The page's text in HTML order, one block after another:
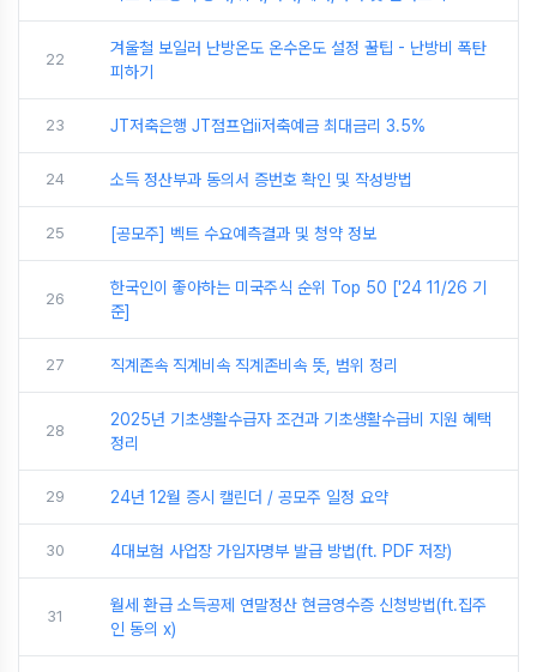
22
겨울철 보일러 난방온도 온수온도 설정 꿀팁 - 난방비 폭탄
피하기
23 JT저축은행 JT점프업ii저축예금 최대금리 3.5%
24 소득 정산부과 동의서 증번호 확인 및 작성방법
25 [공모주] 벡트 수요예측결과 및 청약 정보
26
한국인이 좋아하는 미국주식 순위 Top 50 ['24 11/26 기
준]
27 직계존속 직계비속 직계존비속 뜻, 범위 정리
28
2025년 기초생활수급자 조건과 기초생활수급비 지원 혜택
정리
29 24년 12월 증시 캘린더 / 공모주 일정 요약
30 4대보험 사업장 가입자명부 발급 방법(ft. PDF 저장)
31
월세 환급 소득공제 연말정산 현금영수증 신청방법(ft.집주
인 동의 x)